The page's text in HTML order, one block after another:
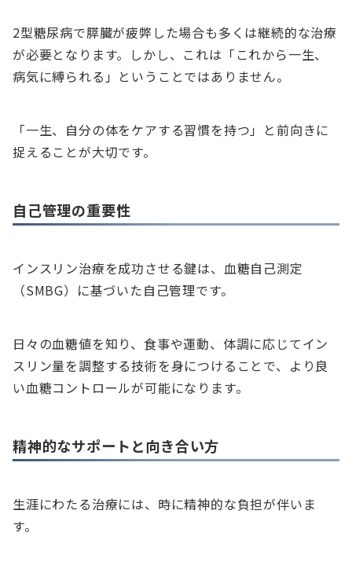
2型糖尿病で膵臓が疲弊した場合も多くは継続的な治療
が必要となります。しかし、これは「これから一生、
病気に縛られる」ということではありません。
「一生、自分の体をケアする習慣を持つ」と前向きに
捉えることが大切です。
自己管理の重要性
インスリン治療を成功させる鍵は、血糖自己測定
（SMBG）に基づいた自己管理です。
日々の血糖値を知り、食事や運動、体調に応じてイン
スリン量を調整する技術を身につけることで、より良
い血糖コントロールが可能になります。
精神的なサポートと向き合い方
生涯にわたる治療には、時に精神的な負担が伴いま
す。